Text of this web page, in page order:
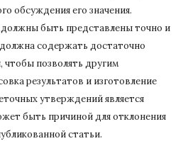
обсуждения его значения.
быть представлены точно и
содержать достаточно
позволять другим
результатов и изготовление
утверждений является
быть причиной для отклонения
статьи.